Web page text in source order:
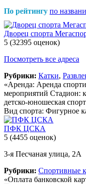
По рейтингу по
Дворец спорта
5 (32395 оценок)
Посмотреть все адреса
Рубрики: Катки,
«Аренда: Аренда
мероприятий Стадион:
детско-юношеская
Вид спорта: Фигурное
ПФК ЦСКА
5 (4455 оценок)
3-я Песчаная улица, 2А
Рубрики: Спортивные
«Оплата банковской